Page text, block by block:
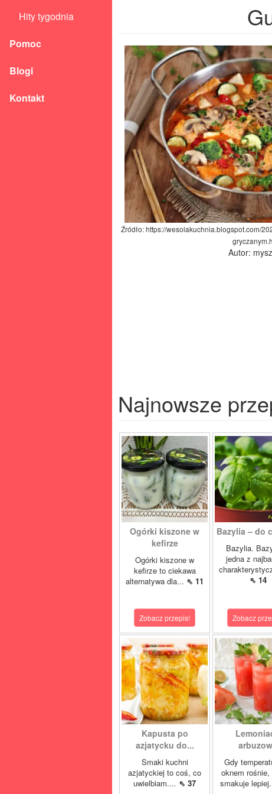
Hity tygodnia
Pomoc
Blogi
Kontakt
Źródło: https://wesolakuchnia.blogspot.com/
Autor:
Najnowsze
Ogórki kiszone w
kefirze
Ogórki kiszone w
kefirze to ciekawa
alternatywa dla... ⇖ 11
Zobacz przepis!
Bazylia – do
Bazylia.
jedna z
⇖ 14
Zobacz
Kapusta po
azjatycku do...
Smaki kuchni
azjatyckiej to coś, co
uwielbiam.... ⇖ 37
Gdy
oknem
smakuje